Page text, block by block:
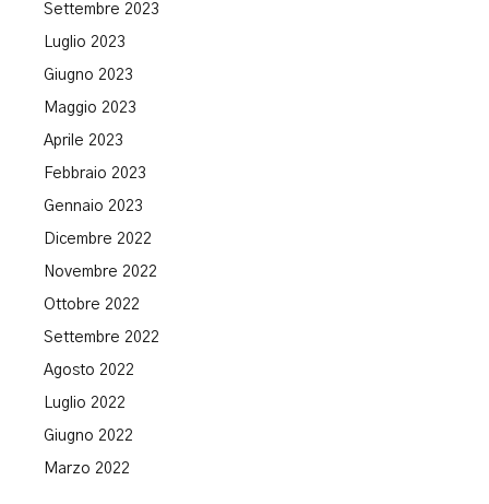
Settembre 2023
Luglio 2023
Giugno 2023
Maggio 2023
Aprile 2023
Febbraio 2023
Gennaio 2023
Dicembre 2022
Novembre 2022
Ottobre 2022
Settembre 2022
Agosto 2022
Luglio 2022
Giugno 2022
Marzo 2022